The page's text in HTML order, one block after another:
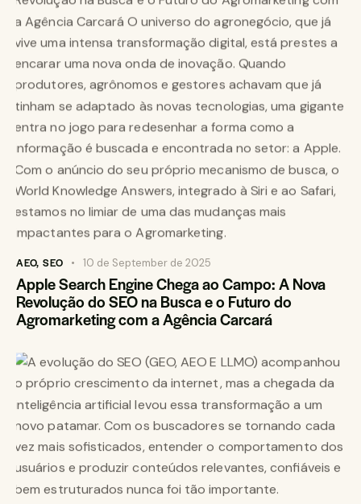
AEO,SEO 10 de September de 2025
Apple Search Engine Chega ao Campo: A Nova
Revolução do SEO na Busca e o Futuro do
Agromarketing com a Agência Carcará